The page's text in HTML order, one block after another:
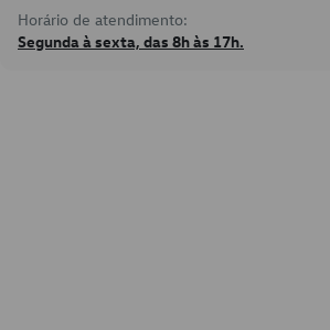
Horário de atendimento:
Segunda à sexta, das 8h às 17h.